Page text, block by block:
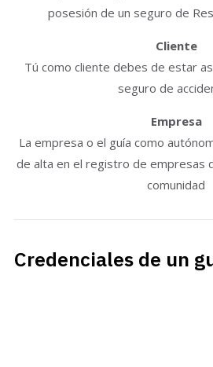
posesión de un seguro de
Cliente
Tú como cliente debes de estar
seguro de
Empresa
La empresa o el guía como
de alta en el registro de empresas
comunidad
Credenciales de un